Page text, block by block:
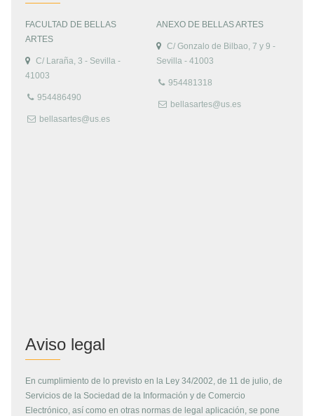
FACULTAD DE BELLAS
ARTES
C/ Laraña, 3 - Sevilla -
41003
954486490
bellasartes@us.es
ANEXO DE BELLAS ARTES
C/ Gonzalo de Bilbao, 7 y 9 -
Sevilla - 41003
954481318
bellasartes@us.es
Aviso legal
En cumplimiento de lo previsto en la Ley 34/2002, de 11 de julio, de
Servicios de la Sociedad de la Información y de Comercio
Electrónico, así como en otras normas de legal aplicación, se pone